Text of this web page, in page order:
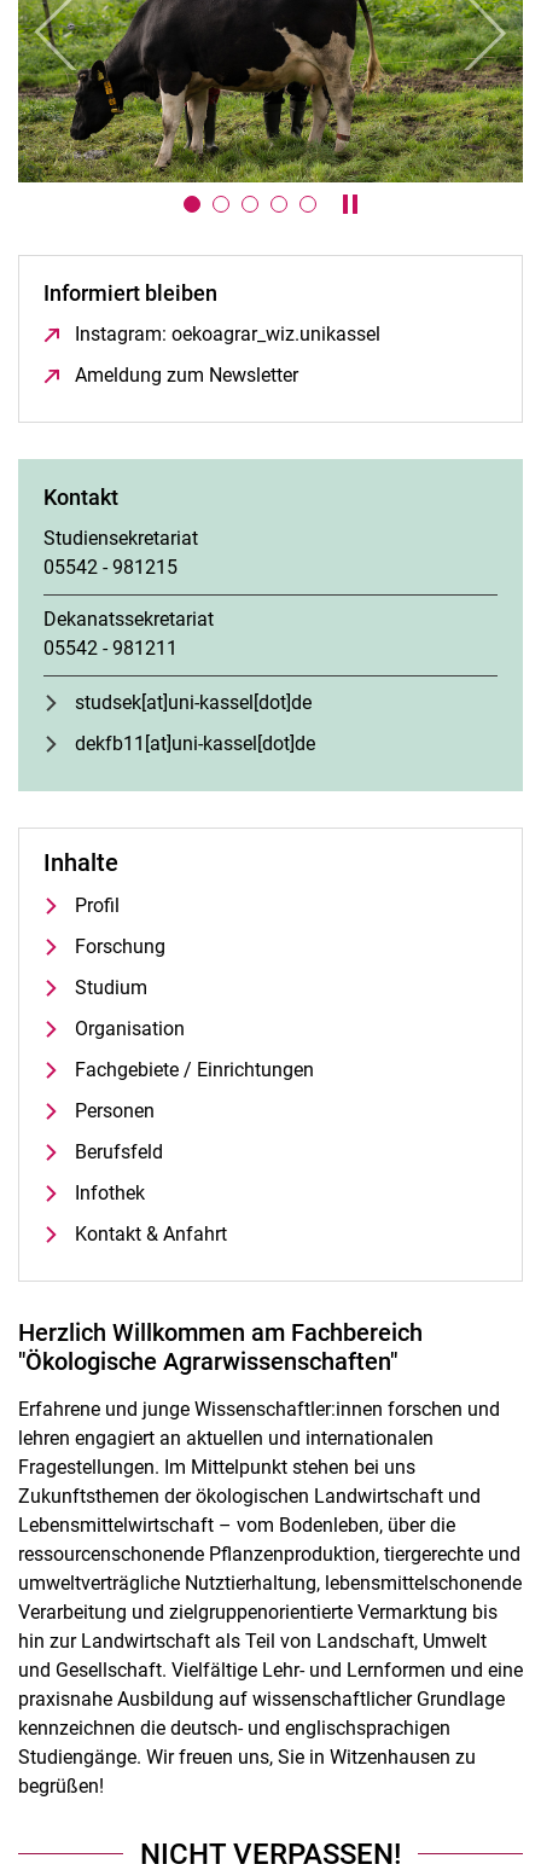
Karussell anhalten /
zurück weiter
Informiert bleiben
Instagram: oekoagrar_wiz.unikassel
Ameldung zum Newsletter(öffnet neues Fenster)
Kontakt
Studiensekretariat
05542 - 981215
Dekanatssekretariat
05542 - 981211
studsek[at]uni-kassel[dot]de
dekfb11[at]uni-kassel[dot]de
Inhalte
Profil
Forschung
Studium
Organisation
Fachgebiete / Einrichtungen
Personen
Berufsfeld
Infothek
Kontakt & Anfahrt
Herzlich Willkommen am Fachbereich
"Ökologische Agrarwissenschaften"
Erfahrene und junge Wissenschaftler:innen forschen und
lehren engagiert an aktuellen und internationalen
Fragestellungen. Im Mittelpunkt stehen bei uns
Zukunftsthemen der ökologischen Landwirtschaft und
Lebensmittelwirtschaft – vom Bodenleben, über die
ressourcenschonende Pflanzenproduktion, tiergerechte und
umweltverträgliche Nutztierhaltung, lebensmittelschonende
Verarbeitung und zielgruppenorientierte Vermarktung bis
hin zur Landwirtschaft als Teil von Landschaft, Umwelt
und Gesellschaft. Vielfältige Lehr- und Lernformen und eine
praxisnahe Ausbildung auf wissenschaftlicher Grundlage
kennzeichnen die deutsch- und englischsprachigen
Studiengänge. Wir freuen uns, Sie in Witzenhausen zu
begrüßen!
NICHT VERPASSEN!